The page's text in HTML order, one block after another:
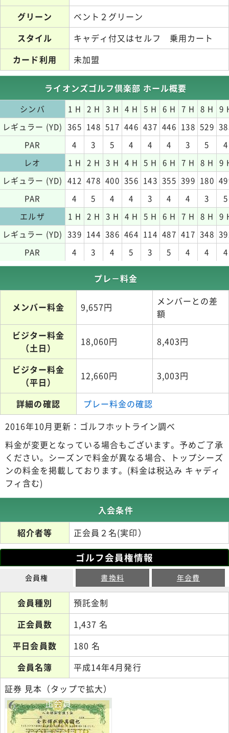
グリーン
ベント２グリーン
スタイル
キャディ付又はセルフ 乗用カート
カード利用
未加盟
ライオンズゴルフ倶楽部 ホール概要
シンバ 1 H 2 H 3 H 4 H 5 H 6 H 7 H 8 H
9
レギュラー (YD) 365 148 517 446 437 446 138 529
PAR
4 3 5 4 4 4 3 5
4
レオ
1 H 2 H 3 H 4 H 5 H 6 H 7 H 8 H
9
レギュラー (YD) 412 478 400 356 143 355 399 180
PAR
4 5 4 4 3 4 4 3
5
エルザ
1 H 2 H 3 H 4 H 5 H 6 H 7 H 8 H
9
レギュラー (YD) 339 144 386 464 114 487 417 348
PAR
4 3 4 5 3 5 4 4 4
プレ－料金
メンバー料金 9,657円
メンバーとの差
額
ビジター料金
（土日）
18,060円 8,403円
ビジター料金
（平日）
12,660円 3,003円
詳細の確認
プレー料金の確認
2016年10月更新：ゴルフホットライン調べ
料金が変更となっている場合もございます。予めご了承
ください。シーズンで料金が異なる場合、トップシーズ
ンの料金を掲載しております。(料金は税込み キャディ
フィ含む)
入会条件
紹介者等
正会員２名(実印）
ゴルフ会員権情報
会員権 書換料 年会費
会員種別
預託金制
正会員数
1,437 名
平日会員数
180 名
会員名簿
平成14年4月発行
証券 見本（タップで拡大）
正会員